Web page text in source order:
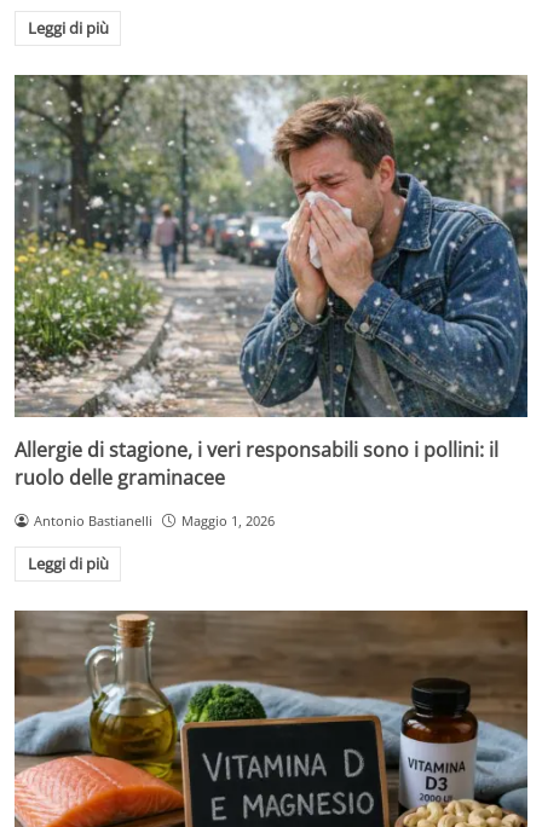
Leggi di più
Allergie di stagione, i veri responsabili sono i pollini: il
ruolo delle graminacee
Antonio Bastianelli Maggio 1, 2026
Leggi di più